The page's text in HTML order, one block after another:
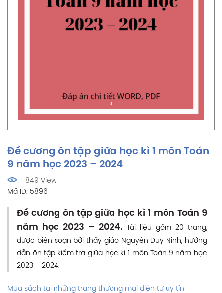
Đề cương ôn tập giữa học kì 1 môn Toán
9 năm học 2023 – 2024
849 View
Mã ID: 5896
Đề cương ôn tập giữa học kì 1 môn Toán 9
năm học 2023 – 2024. Tài liệu gồm 20 trang,
được biên soạn bởi thầy giáo Nguyễn Duy Ninh, hướng
dẫn ôn tập kiểm tra giữa học kì 1 môn Toán 9 năm học
2023 – 2024.
Mua sách tại những trang thương mại điện tử uy tín